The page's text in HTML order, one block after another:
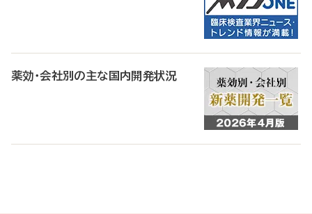
薬効・会社別の主な国内開発状況